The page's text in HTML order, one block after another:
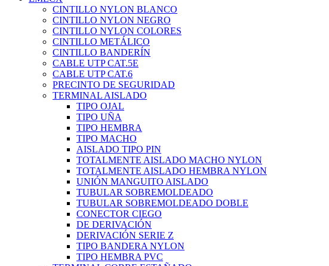
CINTILLO NYLON BLANCO
CINTILLO NYLON NEGRO
CINTILLO NYLON COLORES
CINTILLO METÁLICO
CINTILLO BANDERÍN
CABLE UTP CAT.5E
CABLE UTP CAT.6
PRECINTO DE SEGURIDAD
TERMINAL AISLADO
TIPO OJAL
TIPO UÑA
TIPO HEMBRA
TIPO MACHO
AISLADO TIPO PIN
TOTALMENTE AISLADO MACHO NYLON
TOTALMENTE AISLADO HEMBRA NYLON
UNIÓN MANGUITO AISLADO
TUBULAR SOBREMOLDEADO
TUBULAR SOBREMOLDEADO DOBLE
CONECTOR CIEGO
DE DERIVACIÓN
DERIVACIÓN SERIE Z
TIPO BANDERA NYLON
TIPO HEMBRA PVC